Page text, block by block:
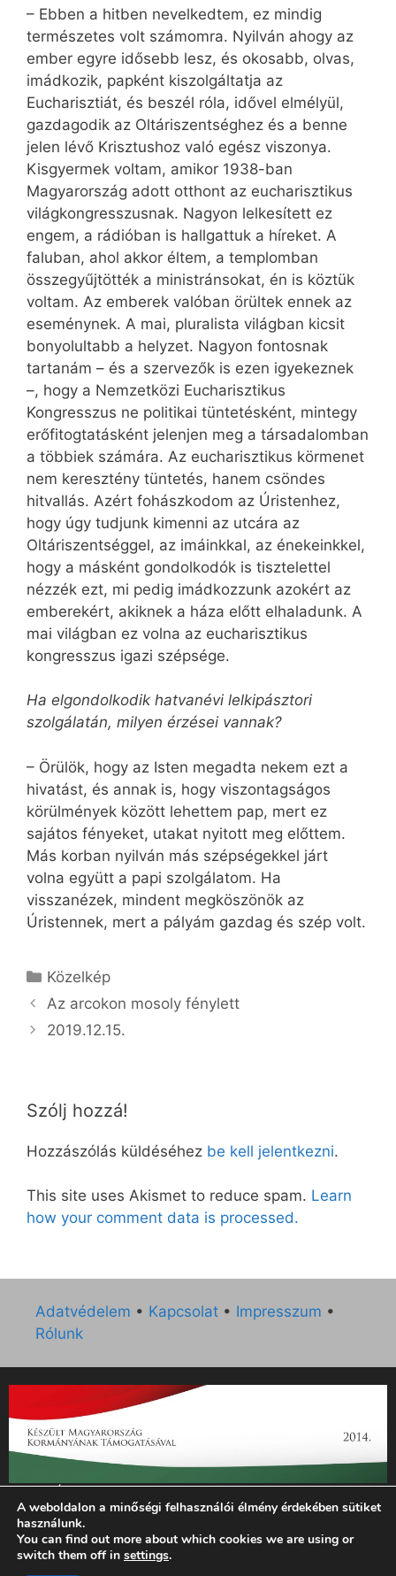
– Ebben a hitben nevelkedtem, ez mindig
természetes volt számomra. Nyilván ahogy az
ember egyre idősebb lesz, és okosabb, olvas,
imádkozik, papként kiszolgáltatja az
Eucharisztiát, és beszél róla, idővel elmélyül,
gazdagodik az Oltáriszentséghez és a benne
jelen lévő Krisztushoz való egész viszonya.
Kisgyermek voltam, amikor 1938-ban
Magyarország adott otthont az eucharisztikus
világkongresszusnak. Nagyon lelkesített ez
engem, a rádióban is hallgattuk a híreket. A
faluban, ahol akkor éltem, a templomban
összegyűjtötték a ministránsokat, én is köztük
voltam. Az emberek valóban örültek ennek az
eseménynek. A mai, pluralista világban kicsit
bonyolultabb a helyzet. Nagyon fontosnak
tartanám – és a szervezők is ezen igyekeznek
–, hogy a Nemzetközi Eucharisztikus
Kongresszus ne politikai tüntetésként, mint­egy
erőfitogtatásként jelenjen meg a társadalomban
a többiek számára. Az eucharisztikus körmenet
nem keresztény tüntetés, hanem csöndes
hitvallás. Azért fohászkodom az Úristenhez,
hogy úgy tudjunk kimenni az utcára az
Oltáriszentséggel, az imáinkkal, az énekeinkkel,
hogy a másként gondolkodók is tisztelettel
nézzék ezt, mi pedig imádkozzunk azokért az
emberekért, akiknek a háza előtt elhaladunk. A
mai világban ez volna az eucharisztikus
kongresszus igazi szépsége.
Ha elgondolkodik hatvanévi lelkipásztori
szolgálatán, milyen érzései vannak?
– Örülök, hogy az Isten megadta nekem ezt a
hivatást, és annak is, hogy viszontagságos
körülmények között lehettem pap, mert ez
sajátos fényeket, utakat nyitott meg előttem.
Más korban nyilván más szépségekkel járt
volna együtt a papi szolgálatom. Ha
visszanézek, mindent megköszönök az
Úristennek, mert a pályám gazdag és szép volt.
Kategória
Közelkép
Az arcokon mosoly fénylett
2019.12.15.
Szólj hozzá!
Hozzászólás küldéséhez be kell jelentkezni.
This site uses Akismet to reduce spam. Learn
how your comment data is processed.
Adatvédelem • Kapcsolat • Impresszum •
Rólunk
„Az Új Ember katolikus hetilap 2014. évi működésének
támogatását az EGYH-KCP-14-P-0121 sz. támogatási
szerződés keretében 3 000 000 Ft összegben támogatta az
Emberi Erőforrások Minisztériuma.”
A weboldalon a minőségi felhasználói élmény érdekében sütiket
használunk.
You can find out more about which cookies we are using or
switch them off in settings.